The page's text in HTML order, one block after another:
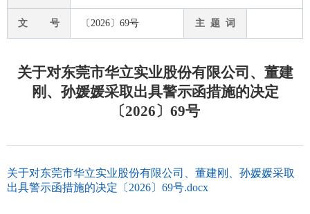
文 号 〔2026〕69号 主 题 词
关于对东莞市华立实业股份有限公司、董建
刚、孙媛媛采取出具警示函措施的决定
〔2026〕69号
关于对东莞市华立实业股份有限公司、董建刚、孙媛媛采取
出具警示函措施的决定〔2026〕69号.docx